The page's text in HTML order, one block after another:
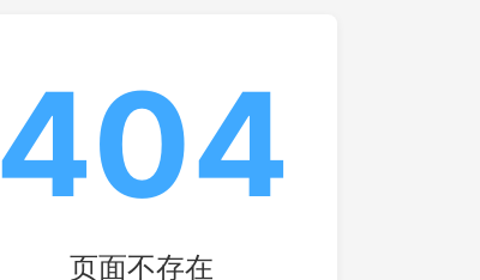
404
页面不存在